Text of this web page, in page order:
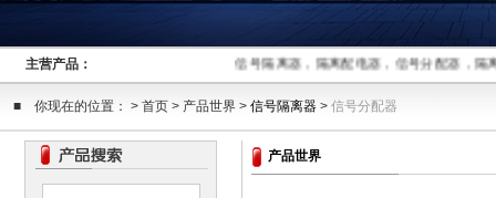
主营产品： 信号隔离器，隔离配电器，信号分配器，隔
■ 你现在的位置： > 首页 > 产品世界 > 信号隔离器 > 信号分配器
产品世界